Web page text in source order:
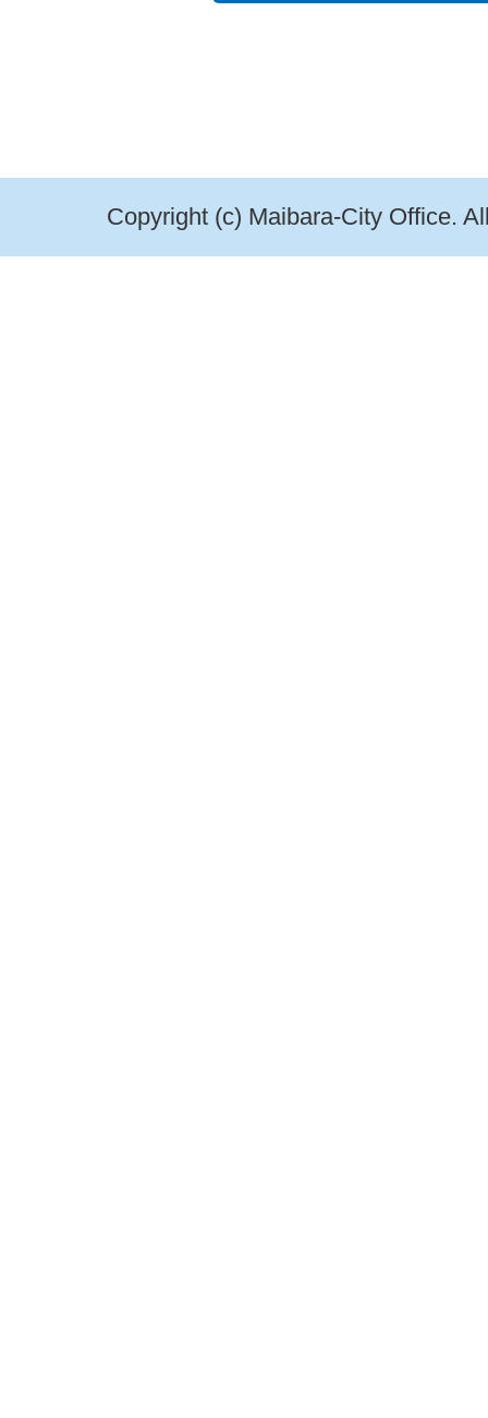
Copyright (c) Maibara-City Office.